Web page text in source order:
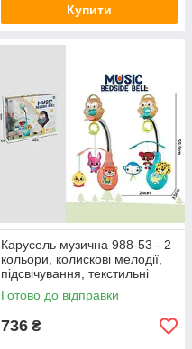
Купити
Карусель музична 988-53 - 2
кольори, колискові мелодії,
підсвічування, текстильні
іграшки, регулювання
гучності
Готово до відправки
736 ₴